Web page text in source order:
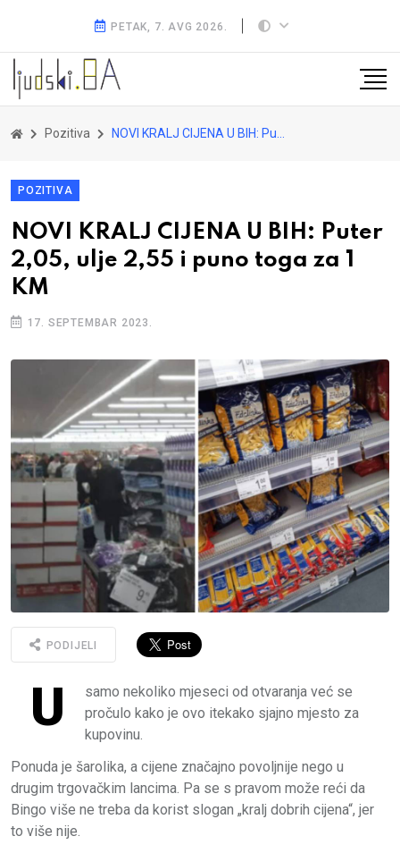
PETAK, 7. AVG 2026.
Pozitiva NOVI KRALJ CIJENA U BIH: Puter 2,05, ulje 2,55 i puno toga za 1 KM
POZITIVA
NOVI KRALJ CIJENA U BIH: Puter
2,05, ulje 2,55 i puno toga za 1
KM
17. SEPTEMBAR 2023.
PODIJELI
U
samo nekoliko mjeseci od otvaranja već se
pročulo kako je ovo itekako sjajno mjesto za
kupovinu.
Ponuda je šarolika, a cijene značajno povoljnije nego u
drugim trgovačkim lancima. Pa se s pravom može reći da
Bingo više ne treba da korist slogan „kralj dobrih cijena“, jer
to više nije.